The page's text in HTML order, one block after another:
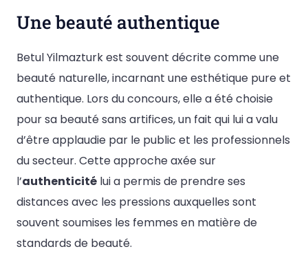
Une beauté authentique
Betul Yilmazturk est souvent décrite comme une
beauté naturelle, incarnant une esthétique pure et
authentique. Lors du concours, elle a été choisie
pour sa beauté sans artifices, un fait qui lui a valu
d’être applaudie par le public et les professionnels
du secteur. Cette approche axée sur
l’authenticité lui a permis de prendre ses
distances avec les pressions auxquelles sont
souvent soumises les femmes en matière de
standards de beauté.